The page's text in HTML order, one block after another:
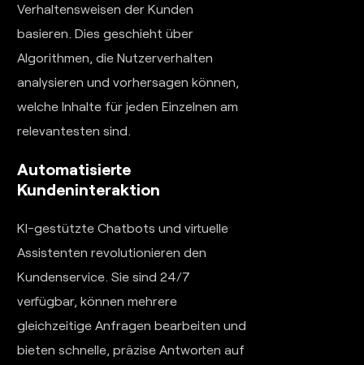
Verhaltensweisen der Kunden
basieren. Dies geschieht über
Algorithmen, die Nutzerverhalten
analysieren und vorhersagen können,
welche Inhalte für jeden Einzelnen am
relevantesten sind.
Automatisierte
Kundeninteraktion
KI-gestützte Chatbots und virtuelle
Assistenten revolutionieren den
Kundenservice. Sie sind 24/7
verfügbar, können mehrere
gleichzeitige Anfragen bearbeiten und
bieten schnelle, präzise Antworten auf